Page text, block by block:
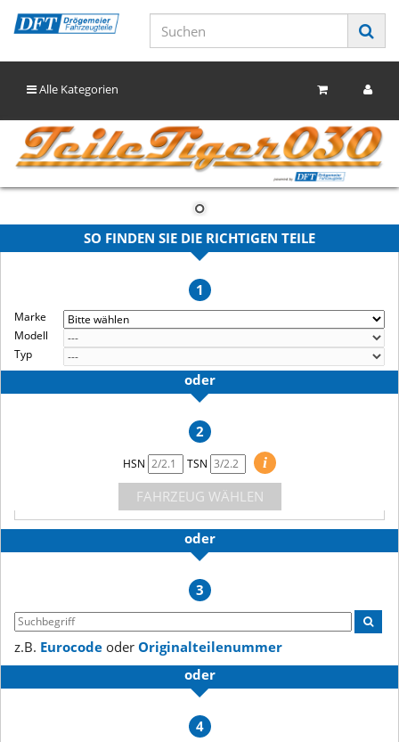
Alle Kategorien
SO FINDEN SIE DIE RICHTIGEN TEILE
1
Marke
Modell
Typ
oder
2
HSN TSN
i
FAHRZEUG WÄHLEN
oder
3
z.B. Eurocode oder Originalteilenummer
oder
4